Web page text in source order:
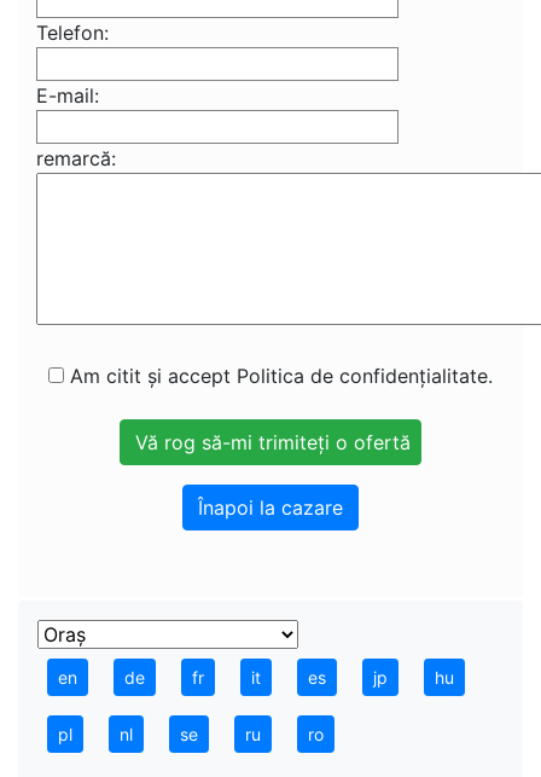
Telefon:
E-mail:
remarcă:
Am citit și accept Politica de confidențialitate.
Înapoi la cazare
en de fr it es jp hu
pl nl se ru ro